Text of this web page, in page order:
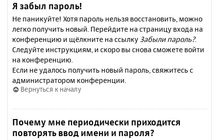
Я забыл пароль!
Не паникуйте! Хотя пароль нельзя восстановить, можно
легко получить новый. Перейдите на страницу входа на
конференцию и щёлкните на ссылку Забыли пароль?.
Следуйте инструкциям, и скоро вы снова сможете войти
на конференцию.
Если не удалось получить новый пароль, свяжитесь с
администратором конференции.
Вернуться к началу
Почему мне периодически приходится
повторять ввод имени и пароля?